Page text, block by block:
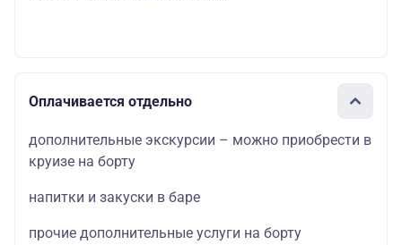
Оплачивается отдельно
дополнительные экскурсии – можно приобрести в
круизе на борту
напитки и закуски в баре
прочие дополнительные услуги на борту